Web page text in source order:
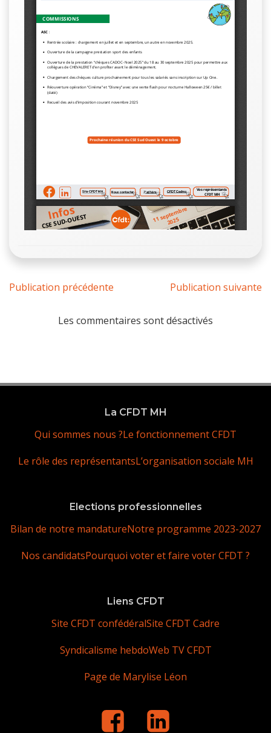
Publication précédente Publication suivante
Les commentaires sont désactivés
La CFDT MH
Qui sommes nous ?Le fonctionnement CFDT
Le rôle des représentantsL’organisation sociale MH
Elections professionnelles
Bilan de notre mandatureNotre programme 2023-2027
Nos candidatsPourquoi voter et faire voter CFDT ?
Liens CFDT
Site CFDT confédéralSite CFDT Cadre
Syndicalisme hebdoWeb TV CFDT
Page de Marylise Léon